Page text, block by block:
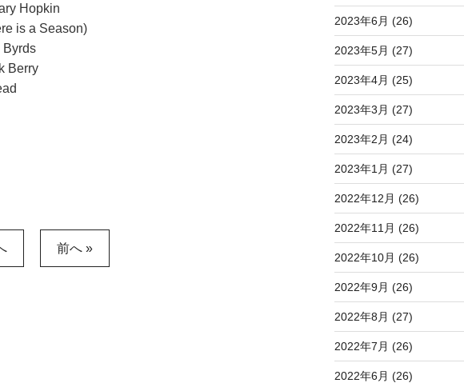
Hopkin
is a Season)
Berry
前へ »
2023年6月 (26)
2023年5月 (27)
2023年4月 (25)
2023年3月 (27)
2023年2月 (24)
2023年1月 (27)
2022年12月 (26)
2022年11月 (26)
2022年10月 (26)
2022年9月 (26)
2022年8月 (27)
2022年7月 (26)
2022年6月 (26)